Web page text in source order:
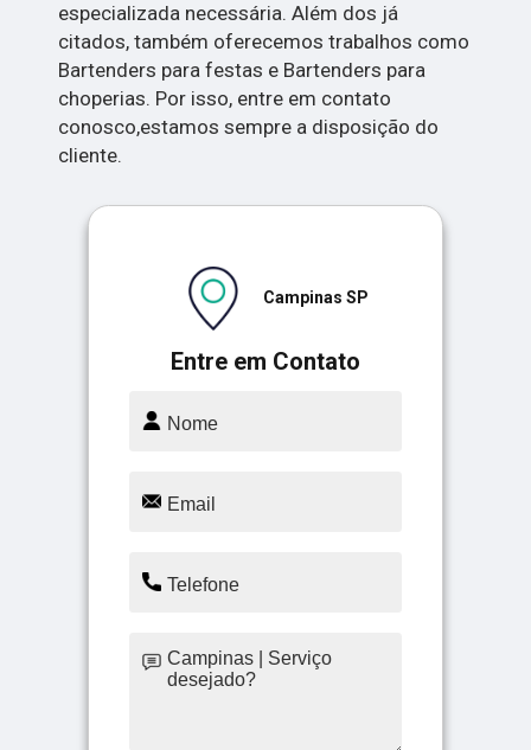
especializada necessária. Além dos já
citados, também oferecemos trabalhos como
Bartenders para festas e Bartenders para
choperias. Por isso, entre em contato
conosco,estamos sempre a disposição do
cliente.
Entre em Contato
Campinas SP